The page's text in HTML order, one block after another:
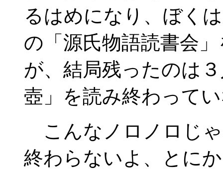
るはめになり、ぼく
の「源氏物語読書会
が、結局残ったのは
壺」を読み終わって
こんなノロノロじ
終わらないよ、とに